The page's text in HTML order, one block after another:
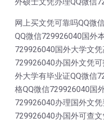
网上买文凭可靠吗QQ微
QQ微信729926040国外
729926040国外大学文
729926040办国外文凭
外大学有毕业证QQ微信
格QQ微信729926040国
729926040办理国外文
729926040办国外可查